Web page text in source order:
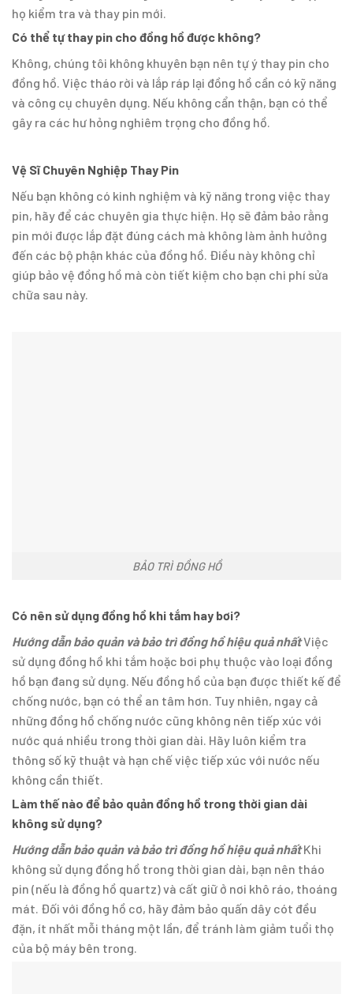
họ kiểm tra và thay pin mới.
Có thể tự thay pin cho đồng hồ được không?
Không, chúng tôi không khuyên bạn nên tự ý thay pin cho
đồng hồ. Việc tháo rời và lắp ráp lại đồng hồ cần có kỹ năng
và công cụ chuyên dụng. Nếu không cẩn thận, bạn có thể
gây ra các hư hỏng nghiêm trọng cho đồng hồ.
Vệ Sĩ Chuyên Nghiệp Thay Pin
Nếu bạn không có kinh nghiệm và kỹ năng trong việc thay
pin, hãy để các chuyên gia thực hiện. Họ sẽ đảm bảo rằng
pin mới được lắp đặt đúng cách mà không làm ảnh hưởng
đến các bộ phận khác của đồng hồ. Điều này không chỉ
giúp bảo vệ đồng hồ mà còn tiết kiệm cho bạn chi phí sửa
chữa sau này.
BẢO TRÌ ĐỒNG HỒ
Có nên sử dụng đồng hồ khi tắm hay bơi?
Hướng dẫn bảo quản và bảo trì đồng hồ hiệu quả nhấtViệc
sử dụng đồng hồ khi tắm hoặc bơi phụ thuộc vào loại đồng
hồ bạn đang sử dụng. Nếu đồng hồ của bạn được thiết kế để
chống nước, bạn có thể an tâm hơn. Tuy nhiên, ngay cả
những đồng hồ chống nước cũng không nên tiếp xúc với
nước quá nhiều trong thời gian dài. Hãy luôn kiểm tra
thông số kỹ thuật và hạn chế việc tiếp xúc với nước nếu
không cần thiết.
Làm thế nào để bảo quản đồng hồ trong thời gian dài
không sử dụng?
Hướng dẫn bảo quản và bảo trì đồng hồ hiệu quả nhấtKhi
không sử dụng đồng hồ trong thời gian dài, bạn nên tháo
pin (nếu là đồng hồ quartz) và cất giữ ở nơi khô ráo, thoáng
mát. Đối với đồng hồ cơ, hãy đảm bảo quấn dây cót đều
đặn, ít nhất mỗi tháng một lần, để tránh làm giảm tuổi thọ
của bộ máy bên trong.